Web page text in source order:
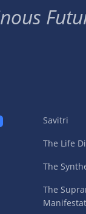
Savitri
The Life
The
The